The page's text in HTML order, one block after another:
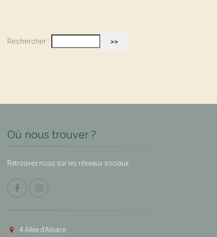
Rechercher :
Où nous trouver ?
Retrouvez nous sur les réseaux sociaux.
4 Allée d’Alsace